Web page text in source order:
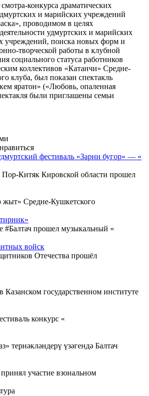
конкурса драматических
и марийских учреждений
проводимом в целях
удмуртских и марийских
учреждений, поиска новых форм и
творческой работы в клубной
социального статуса работников
коллективов «Катанчи» Средне-
клуба, был показан спектакль
яратон» («Любовь, опаленная
были приглашены семьи
фестиваль «Зарни бугор» — «
Пор-Китяк Кировской области прошел
Средне-Кушкетского
#Балтач прошел музыкальный «
войск
Отечества прошёл
Казанском государственном институте
конкурс «
тернәкләндерү үзәгендә Балтач
участие взональном